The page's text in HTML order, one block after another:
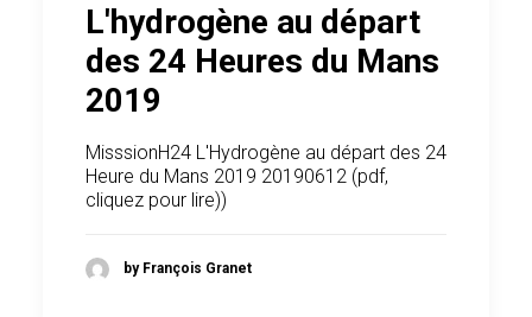
L'hydrogène au départ
des 24 Heures du Mans
2019
MisssionH24 L'Hydrogène au départ des 24
Heure du Mans 2019 20190612 (pdf,
cliquez pour lire))
by François Granet